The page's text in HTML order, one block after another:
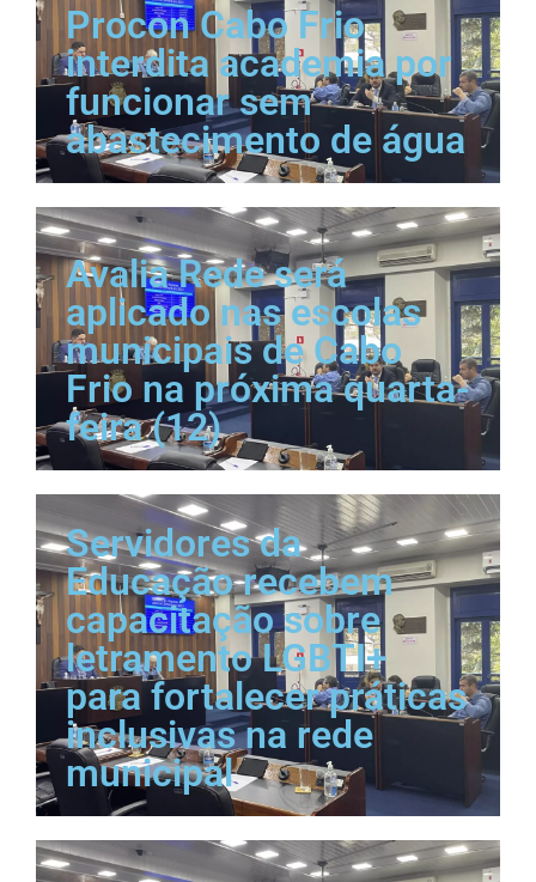
Procon Cabo Frio
interdita academia por
funcionar sem
abastecimento de água
Avalia Rede será
aplicado nas escolas
municipais de Cabo
Frio na próxima quarta-
feira (12)
Servidores da
Educação recebem
capacitação sobre
letramento LGBTI+
para fortalecer práticas
inclusivas na rede
municipal